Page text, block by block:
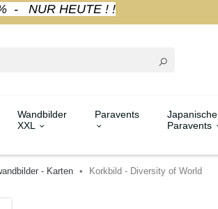
- NUR HEUTE ! !
Wandbilder
XXL
Paravents
Japanische
Paravents
- Karten Korkbild - Diversity of World